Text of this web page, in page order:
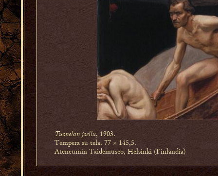
Tuonelan joella, 1903.
Tempera su tela. 77 × 145,5.
Ateneumin Taidemuseo, Helsinki (Finlandia)